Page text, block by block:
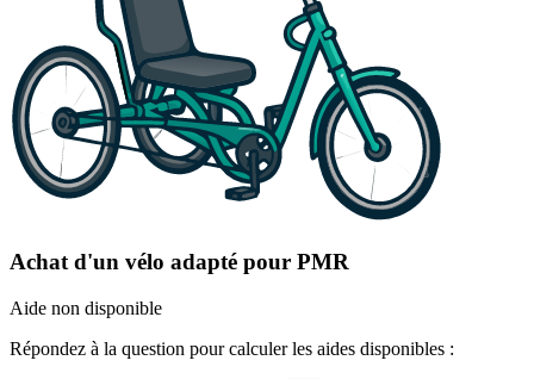
Achat d'un vélo adapté pour PMR
Aide non disponible
Répondez à la question pour calculer les aides disponibles :